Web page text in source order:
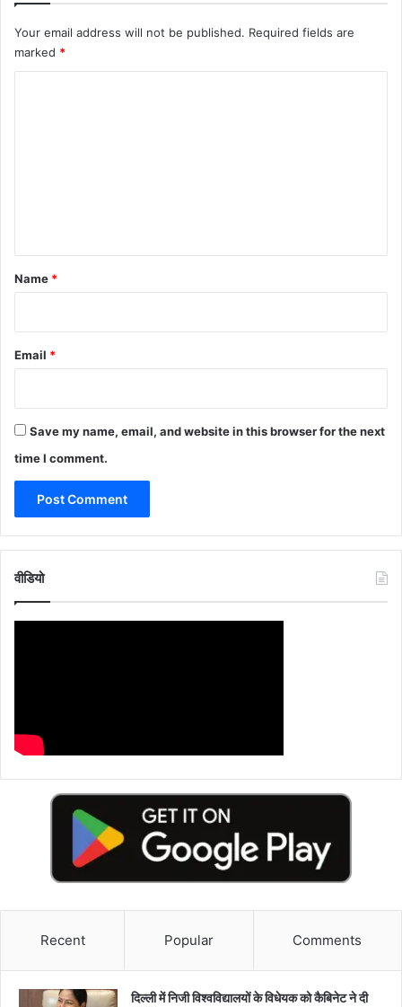
Your email address will not be published. Required fields are
marked *
*
Name *
Email *
Save my name, email, and website in this browser for the next
time I comment.
वीडियो
Recent Popular Comments
दिल्ली में निजी विश्वविद्यालयों के विधेयक को कैबिनेट ने दी